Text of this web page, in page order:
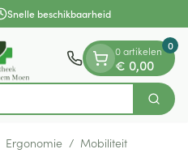
Snelle beschikbaarheid
Zoek
0 artikelen
€ 0,00
0
Ergonomie / Mobiliteit